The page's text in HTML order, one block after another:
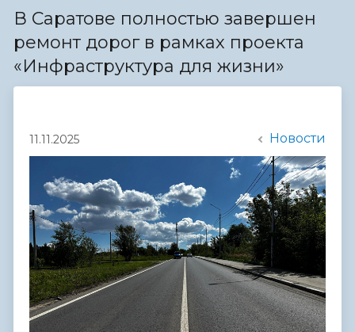
В Саратове полностью завершен
ремонт дорог в рамках проекта
«Инфраструктура для жизни»
11.11.2025 Новости